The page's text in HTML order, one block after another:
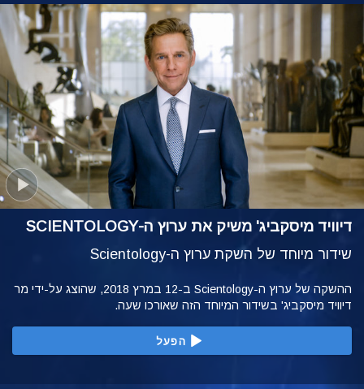
דיוויד מיסקביג' משיק את ערוץ ה-SCIENTOLOGY
שידור מיוחד של השקת ערוץ ה-Scientology
ההשקה של ערוץ ה-Scientology ב-12 במרץ 2018, שהוצג על-ידי מר
דיוויד מיסקביג' בשידור המיוחד הזה שאורכו שעה.
הפעל